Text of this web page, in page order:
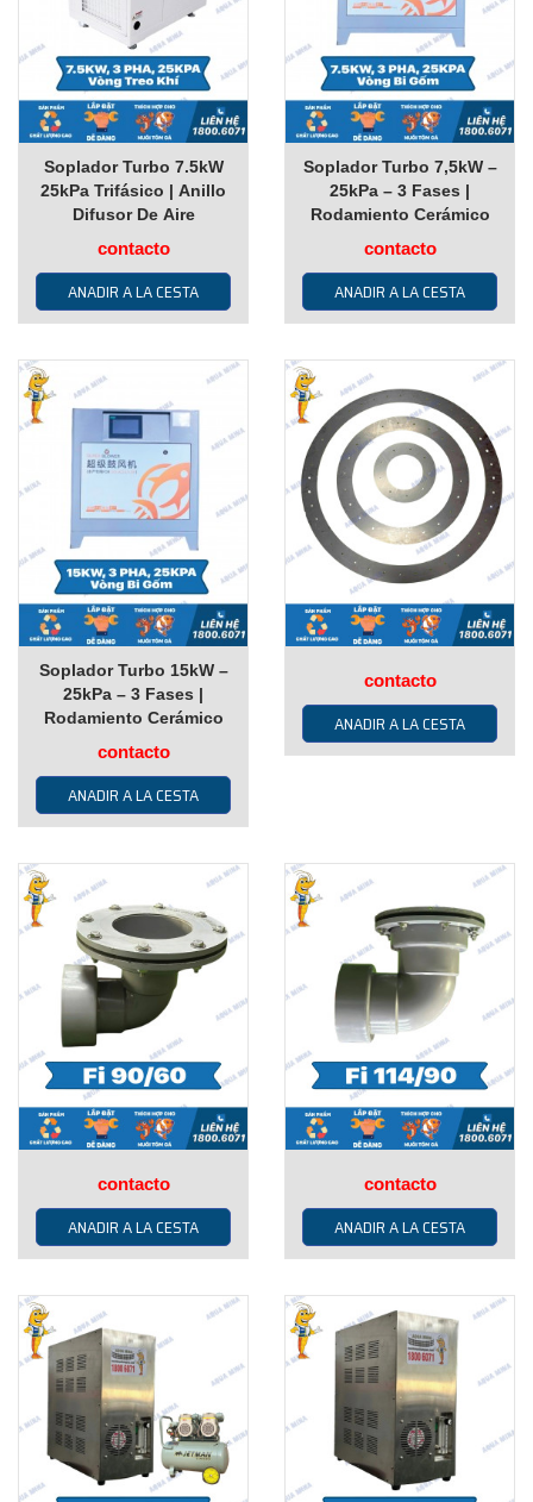
Soplador Turbo 7.5kW
25kPa Trifásico | Anillo
Difusor De Aire
contacto
ANADIR A LA CESTA
Soplador Turbo 7,5kW –
25kPa – 3 Fases |
Rodamiento Cerámico
contacto
ANADIR A LA CESTA
Soplador Turbo 15kW –
25kPa – 3 Fases |
Rodamiento Cerámico
contacto
ANADIR A LA CESTA
contacto
ANADIR A LA CESTA
contacto
ANADIR A LA CESTA
contacto
ANADIR A LA CESTA